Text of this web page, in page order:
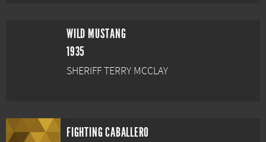
WILD MUSTANG
1935
SHERIFF TERRY MCCLAY
FIGHTING CABALLERO